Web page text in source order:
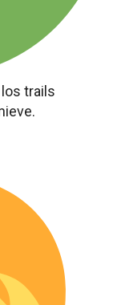
trails